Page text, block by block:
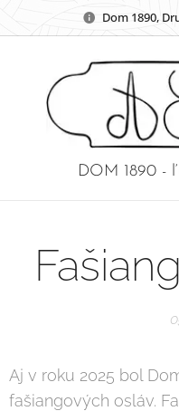
Dom 1890,
DOM 1890 -
Aj v roku 2025 bol
fašiangových osláv.